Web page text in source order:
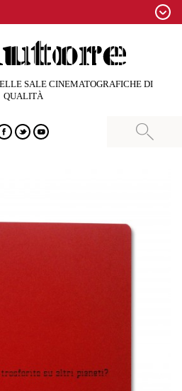
SALE CINEMATOGRAFICHE DI
QUALITÀ